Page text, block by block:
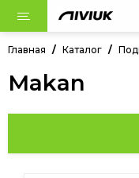
Главная Каталог
Makan